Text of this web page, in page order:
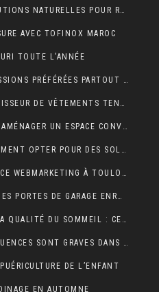
STRESS QUOTIDIEN : LES SOLUTIONS NATURELLES POUR RETROUVER VITALITÉ ET BIEN-ÊTRE
AVEC TOFINOX MAROC
TOUTE L’ANNÉE
COMMENT REGARDER VOS ÉMISSIONS PRÉFÉRÉES PARTOUT EN FRANCE ?
TROUVER UN MEILLEUR FOURNISSEUR DE VÊTEMENTS TENDANCES POUR VOTRE BOUTIQUE
CUISINE OUVERTE : COMMENT AMÉNAGER UN ESPACE CONVIVIAL ET FONCTIONNEL ?
LIVRAISON ÉCOLOGIQUE : COMMENT OPTER POUR DES SOLUTIONS DE LIVRAISON DURABLES POUR VOS ACHATS EN LIGNE
CHOISIR UNE MEILLEURE AGENCE WEBMARKETING À TOULOUSE : 4 CRITÈRES À CONSIDÉRER
PERFORMANCE ÉNERGÉTIQUE DES PORTES DE GARAGE ENROULABLES : ALUMINIUM, PVC OU ACIER ?
L’IMPACT DE L’OREILLER SUR LA QUALITÉ DU SOMMEIL : CE QUE VOUS DEVEZ SAVOIR POUR OPTIMISER VOTRE REPOS
TEMPÊTE BORIS : LES CONSÉQUENCES SONT GRAVES DANS CERTAINS PAYS EUROPÉENS
DE L’ENFANT
EN AUTOMNE